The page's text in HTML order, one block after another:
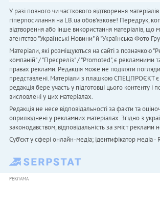
У разі повного чи часткового відтворення
гіперпосилання на LB.ua обов'язкове! Передрук,
відтворення або інше використання матеріалів, що
агентство "Українськi Новини" й "Українська Фото
Матеріали, які розміщуються на сайті з позначкою
компаній" / "Пресреліз" / "Promoted", є рекламними
правах реклами. Редакція може не поділяти
представлені. Матеріали з плашкою СПЕЦПРОЄКТ
редакція бере участь у підготовці цього контенту і
висловлені у цих матеріалах.
Редакція не несе відповідальності за факти та
оприлюднені у рекламних матеріалах. Згідно з
законодавством, відповідальність за зміст
Cуб'єкт у сфері онлайн-медіа; ідентифікатор медіа
РЕКЛАМА